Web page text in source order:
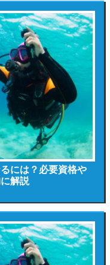
には？必要資格や
解説